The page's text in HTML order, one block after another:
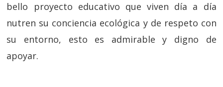
bello proyecto educativo que viven día a día
nutren su conciencia ecológica y de respeto con
su entorno, esto es admirable y digno de
apoyar.